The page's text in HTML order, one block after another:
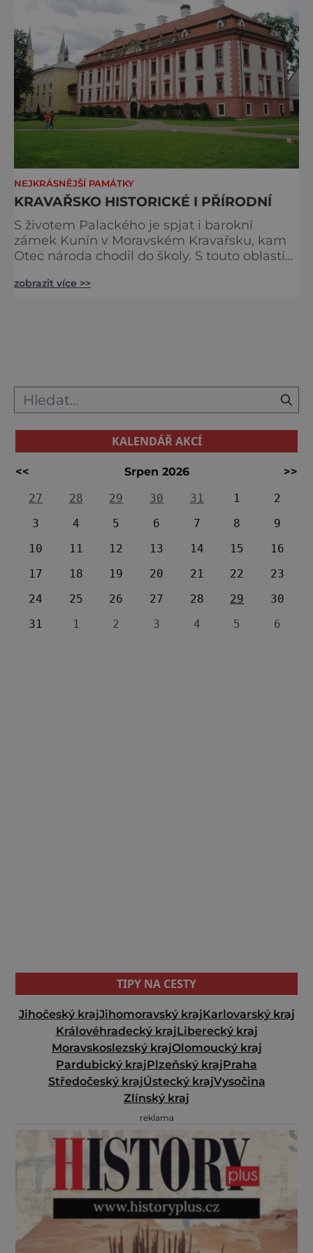
NEJKRÁSNĚJŠÍ PAMÁTKY
KRAVAŘSKO HISTORICKÉ I PŘÍRODNÍ
S životem Palackého je spjat i barokní
zámek Kunín v Moravském Kravařsku, kam
Otec národa chodil do školy. S touto oblastí
českých dějin – Jan Amos Komenský, Učitel
zobrazit více >>
KALENDÁŘ AKCÍ
<< Srpen 2026
>>
27
28 29 30 31 1
2
3
4 5 6 7 8
9
10
11 12 13 14 15
16
17
18 19 20 21 22
23
24
25 26 27 28 29
30
31
1 2 3 4 5 6
TIPY NA CESTY
Jihočeský krajJihomoravský krajKarlovarský kraj
Královéhradecký krajLiberecký kraj
Moravskoslezský krajOlomoucký kraj
Pardubický krajPlzeňský krajPraha
Středočeský krajÚstecký krajVysočina
Zlínský kraj
reklama